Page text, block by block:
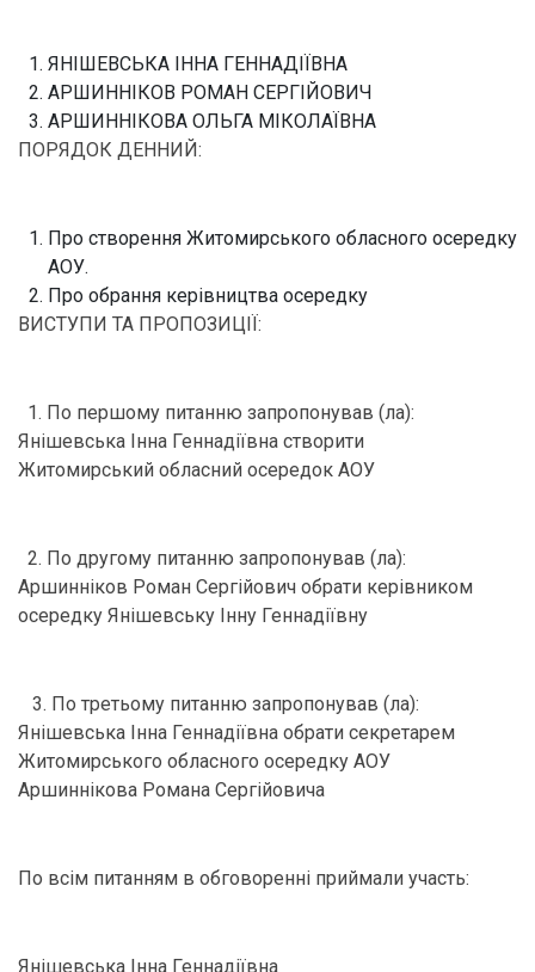
ЯНІШЕВСЬКА ІННА ГЕННАДІЇВНА
АРШИННІКОВ РОМАН СЕРГІЙОВИЧ
АРШИННІКОВА ОЛЬГА МІКОЛАЇВНА
ПОРЯДОК ДЕННИЙ:
Про створення Житомирського обласного осередку
АОУ.
Про обрання керівництва осередку
ВИСТУПИ ТА ПРОПОЗИЦІЇ:
1. По першому питанню запропонував (ла):
Янішевська Інна Геннадіївна створити
Житомирський обласний осередок АОУ
2. По другому питанню запропонував (ла):
Аршинніков Роман Сергійович обрати керівником
осередку Янішевську Інну Геннадіївну
3. По третьому питанню запропонував (ла):
Янішевська Інна Геннадіївна обрати секретарем
Житомирського обласного осередку АОУ
Аршиннікова Романа Сергійовича
По всім питанням в обговоренні приймали участь:
Янішевська Інна Геннадіївна